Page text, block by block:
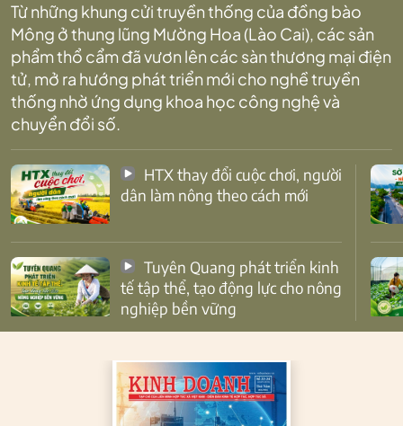
Từ những khung cửi truyền thống của đồng bào
Mông ở thung lũng Mường Hoa (Lào Cai), các sản
phẩm thổ cẩm đã vươn lên các sàn thương mại điện
tử, mở ra hướng phát triển mới cho nghề truyền
thống nhờ ứng dụng khoa học công nghệ và
chuyển đổi số.
dân làm nông theo cách mới
tế tập thể, tạo động lực cho nông
nghiệp bền vững